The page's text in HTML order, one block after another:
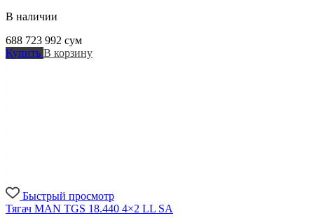
В наличии
688 723 992 сум
Купить В корзину
Быстрый просмотр
Тягач MAN TGS 18.440 4×2 LL SA